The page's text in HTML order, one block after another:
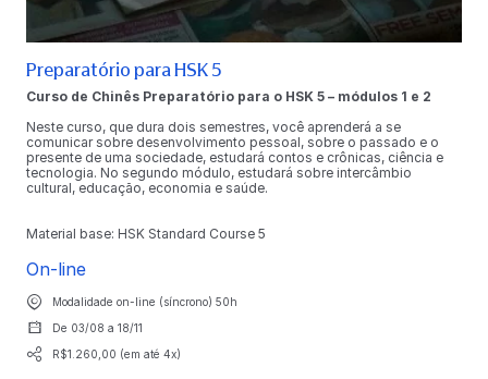
Preparatório para HSK 5
Curso de Chinês Preparatório para o HSK 5 – módulos 1 e 2
Neste curso, que dura dois semestres, você aprenderá a se
comunicar sobre desenvolvimento pessoal, sobre o passado e o
presente de uma sociedade, estudará contos e crônicas, ciência e
tecnologia. No segundo módulo, estudará sobre intercâmbio
cultural, educação, economia e saúde.
Material base: HSK Standard Course 5
On-line
Modalidade on-line (síncrono) 50h
De 03/08 a 18/11
R$1.260,00 (em até 4x)